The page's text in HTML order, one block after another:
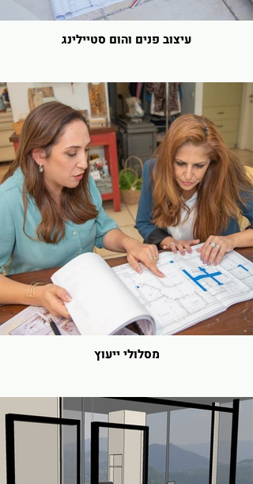
עיצוב פנים והום סטיילינג
מסלולי ייעוץ